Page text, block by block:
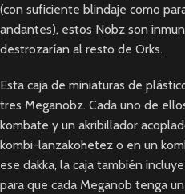
(con suficiente blindaje como
andantes), estos Nobz son
destrozarían al resto de Orks.
Esta caja de miniaturas de
tres Meganobz. Cada uno de
kombate y un akribillador
kombi-lanzakohetez o en un
ese dakka, la caja también
para que cada Meganob tenga